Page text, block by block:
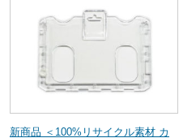
新商品 ＜100%リサイクル素材 カ